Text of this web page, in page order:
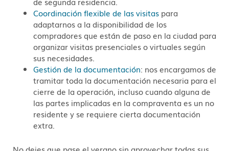
Coordinación flexible de las visitas para
adaptarnos a la disponibilidad de los
compradores que están de paso en la ciudad para
organizar visitas presenciales o virtuales según
sus necesidades.
Gestión de la documentación: nos encargamos de
tramitar toda la documentación necesaria para el
cierre de la operación, incluso cuando alguna de
las partes implicadas en la compraventa es un no
residente y se requiere cierta documentación
extra.